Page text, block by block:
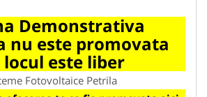
Demonstrativa
nu este promovata
este liber
Fotovoltaice Petrila